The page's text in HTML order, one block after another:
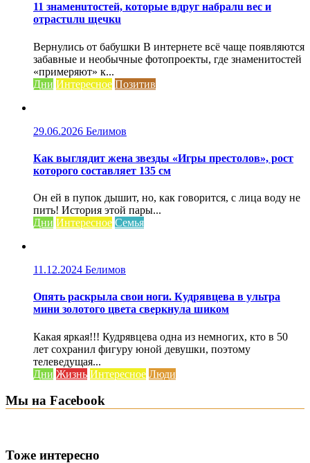
11 знаменuтостей, которые вдруг набралu вес и
отрастuлu щечкu
Вернулись от бабушки В интернете всё чаще появляются
забавные и необычные фотопроекты, где знаменитостей
«примеряют» к...
Дни Интересное Позитив
29.06.2026 Белимов
Как выглядит жена звезды «Игры престолов», рост
которого составляет 135 см
Он ей в пупок дышит, но, как говорится, с лица воду не
пить! История этой пары...
Дни Интересное Семья
11.12.2024 Белимов
Опять раскрыла свои ноги. Кудрявцева в ультра
мини золотого цвета сверкнула шиком
Какая яркая!!! Кудрявцева одна из немногих, кто в 50
лет сохранил фигуру юной девушки, поэтому
телеведущая...
Дни Жизнь Интересное Люди
Мы на Facebook
Тоже интересно